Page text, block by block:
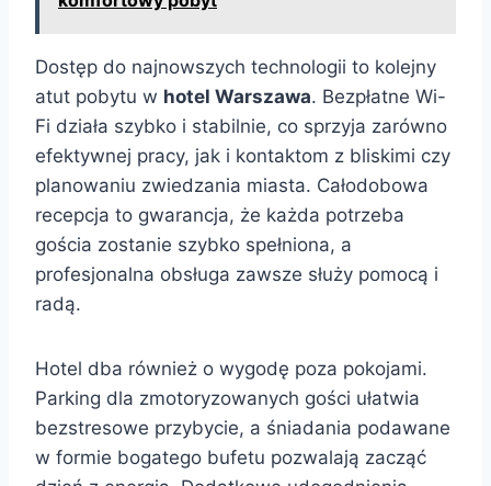
Dostęp do najnowszych technologii to kolejny
atut pobytu w hotel Warszawa. Bezpłatne Wi-
Fi działa szybko i stabilnie, co sprzyja zarówno
efektywnej pracy, jak i kontaktom z bliskimi czy
planowaniu zwiedzania miasta. Całodobowa
recepcja to gwarancja, że każda potrzeba
gościa zostanie szybko spełniona, a
profesjonalna obsługa zawsze służy pomocą i
radą.
Hotel dba również o wygodę poza pokojami.
Parking dla zmotoryzowanych gości ułatwia
bezstresowe przybycie, a śniadania podawane
w formie bogatego bufetu pozwalają zacząć